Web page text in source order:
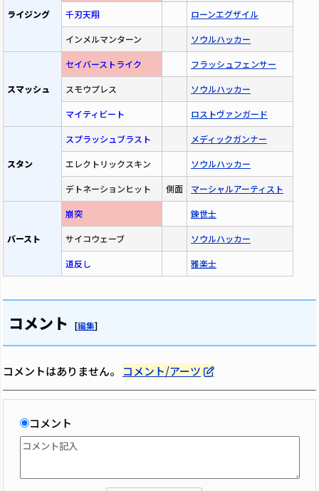
ライジング 千刃天翔 ローンエグザイル
インメルマンターン ソウルハッカー
スマッシュ
セイバーストライク フラッシュフェンサー
スモウプレス ソウルハッカー
マイティビート ロストヴァンガード
スタン
スプラッシュブラスト メディックガンナー
エレクトリックスキン ソウルハッカー
デトネーションヒット 側面 マーシャルアーティスト
バースト
崩突 錬世士
サイコウェーブ ソウルハッカー
道反し 雅楽士
コメント [編集]
コメントはありません。 コメント/アーツ
コメント